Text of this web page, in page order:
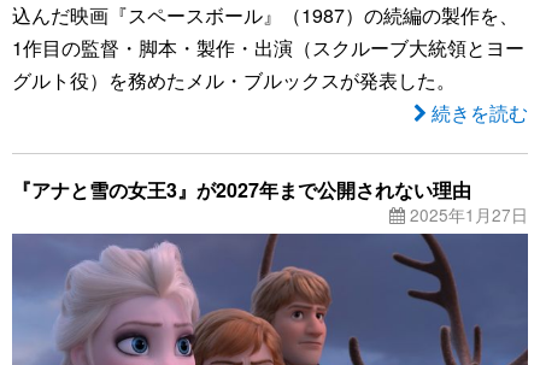
込んだ映画『スペースボール』（1987）の続編の製作を、
1作目の監督・脚本・製作・出演（スクルーブ大統領とヨー
グルト役）を務めたメル・ブルックスが発表した。
続きを読む
『アナと雪の女王3』が2027年まで公開されない理由
2025年1月27日